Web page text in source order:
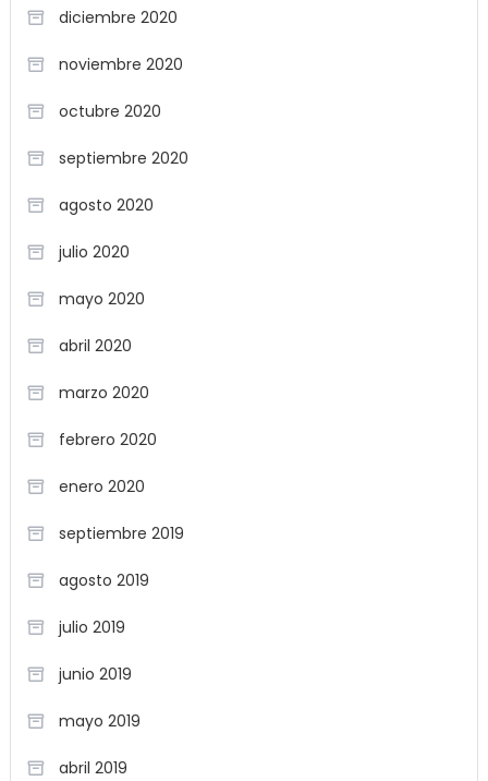
diciembre 2020
noviembre 2020
octubre 2020
septiembre 2020
agosto 2020
julio 2020
mayo 2020
abril 2020
marzo 2020
febrero 2020
enero 2020
septiembre 2019
agosto 2019
julio 2019
junio 2019
mayo 2019
abril 2019